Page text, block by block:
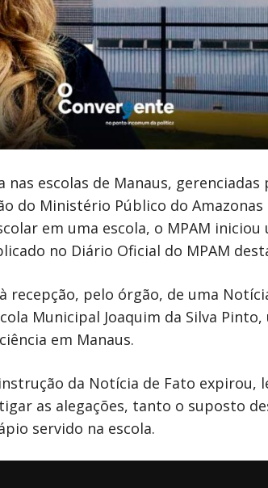
escolas de Manaus,
do Ministério Público do Amazonas
em uma escola, o MPAM
no Diário Oficial do MPAM
recepção, pelo órgão, de uma
Municipal Joaquim da Silva
em Manaus.
da Notícia de Fato expirou,
as alegações, tanto o suposto
servido na escola.